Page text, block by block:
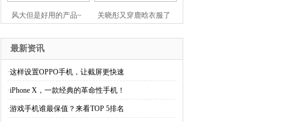
风大但是好用的产品~ 关晓彤又穿鹿晗衣服了
最新资讯
·这样设置OPPO手机，让截屏更快速
·iPhone X，一款经典的革命性手机！
·游戏手机谁最保值？来看TOP 5排名